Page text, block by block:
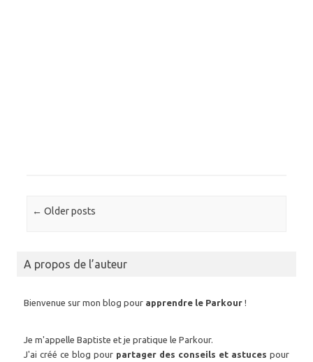
Post navigation
← Older posts
A propos de l’auteur
Bienvenue sur mon blog pour apprendre le Parkour !
Je m'appelle Baptiste et je pratique le Parkour.
J'ai créé ce blog pour partager des conseils et astuces pour